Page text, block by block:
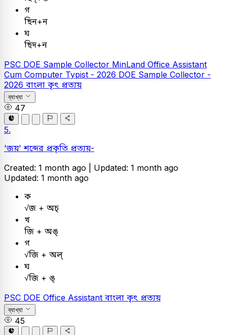
গ
ছিন+ন
ঘ
ছিদ+ন
PSC DOE Sample Collector MinLand Office Assistant
Cum Computer Typist - 2026 DOE Sample Collector -
2026 বাংলা কৃৎ প্রত্যয়
ব্যাখ্যা
47
5.
'জয়' শব্দের প্রকৃতি প্রত্যয়-
Created: 1 month ago | Updated: 1 month ago
Updated: 1 month ago
ক
√জ + অচ্
খ
জি + অঙ্
গ
√জি + অল্
ঘ
√জি + ঙ্
PSC DOE Office Assistant বাংলা কৃৎ প্রত্যয়
ব্যাখ্যা
45